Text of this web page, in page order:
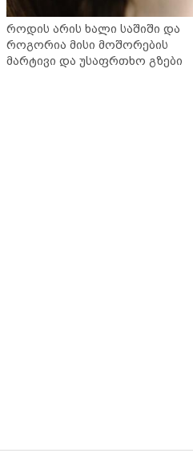
როდის არის ხალი საშიში და
როგორია მისი მოშორების
მარტივი და უსაფრთხო გზები